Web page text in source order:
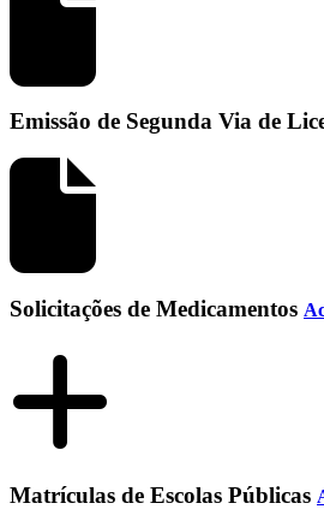
Emissão de Segunda Via de
Solicitações de Medicamentos
Matrículas de Escolas Públicas